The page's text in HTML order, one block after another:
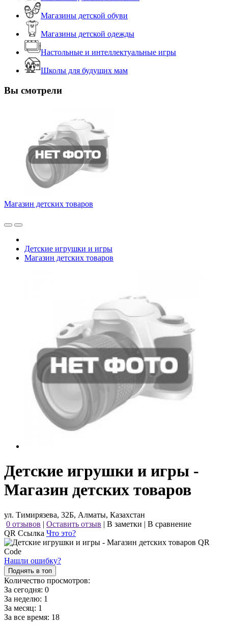
Магазины детской обуви
Магазины детской одежды
Настольные и интеллектуальные игры
Школы для будущих мам
Вы смотрели
Магазин детских товаров
Детские игрушки и игры
Магазин детских товаров
Детские игрушки и игры -
Магазин детских товаров
ул. Тимирязева, 32Б, Алматы, Казахстан
0 отзывов | Оставить отзыв | В заметки | В сравнение
QR Ссылка Что это?
Нашли ошибку?
Поднять в топ
Количество просмотров:
За сегодня: 0
За неделю: 1
За месяц: 1
За все время: 18